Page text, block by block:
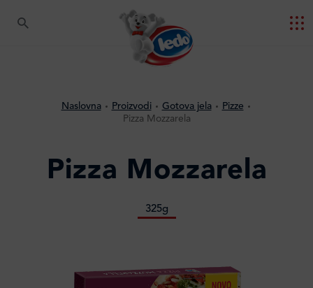
Naslovna Proizvodi Gotova jela
Pizze
Pizza Mozzarela
Pizza Mozzarela
325g